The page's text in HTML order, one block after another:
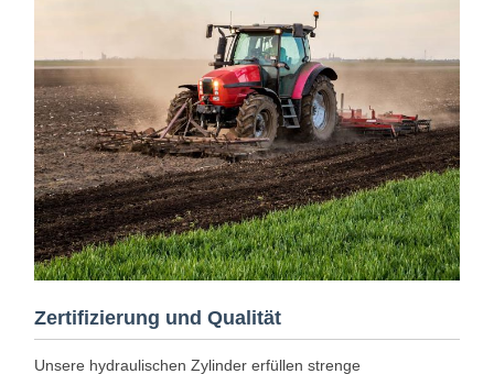
Zertifizierung und Qualität
Unsere hydraulischen Zylinder erfüllen strenge